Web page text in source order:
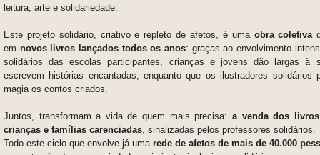
leitura, arte e solidariedade.
Este projeto solidário, criativo e repleto de afetos, é uma obra coletiva
em novos livros lançados todos os anos: graças ao envolvimento
solidários das escolas participantes, crianças e jovens dão largas à
escrevem histórias encantadas, enquanto que os ilustradores solidários
magia os contos criados.
Juntos, transformam a vida de quem mais precisa: a venda dos
crianças e famílias carenciadas , sinalizadas pelos professores solidários.
Todo este ciclo que envolve já uma rede de afetos de mais de 40.000